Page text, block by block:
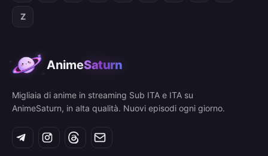
Z
AnimeSaturn
Migliaia di anime in streaming Sub ITA e ITA su
AnimeSaturn, in alta qualità. Nuovi episodi ogni giorno.